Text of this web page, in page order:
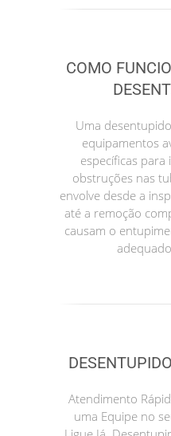
COMO
Uma
equipamentos
específicas
obstruções nas
envolve desde a
até a remoção
causam o
Atendimento
uma Equipe no